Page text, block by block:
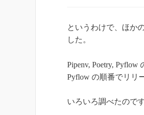
というわけで、ほか
した。
Pipenv, Poetry,
Pyflow の順番でリリ
いろいろ調べたので